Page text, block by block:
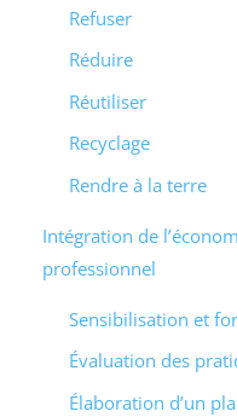
Refuser
Réduire
Réutiliser
Recyclage
Rendre à la terre
Intégration de
professionnel
Sensibilisation et
Évaluation des
Élaboration d’un